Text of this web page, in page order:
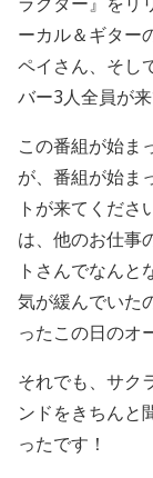
ーカル＆ギター
ペイさん、そし
バー3人全員が
この番組が始ま
が、番組が始ま
トが来てくだ
は、他のお仕事
トさんでなん
気が緩んでいた
ったこの日のオ
それでも、サク
ンドをきちんと
ったです！